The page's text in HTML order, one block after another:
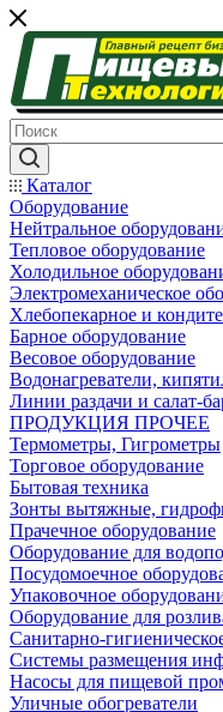
Каталог
Оборудование
Нейтральное
Тепловое оборудование
Холодильное
Электромеханическое
Хлебопекарное и
Барное оборудование
Весовое оборудование
Водонагреватели,
Линии раздачи и салат-
ПРОДУКЦИЯ ПРОЧЕЕ
Термометры, Гигрометры
Торговое оборудование
Бытовая техника
Зонты вытяжные,
Прачечное оборудование
Оборудование для
Посудомоечное
Упаковочное
Оборудование для
Санитарно-
Системы размещения
Насосы для пищевой
Уличные обогреватели